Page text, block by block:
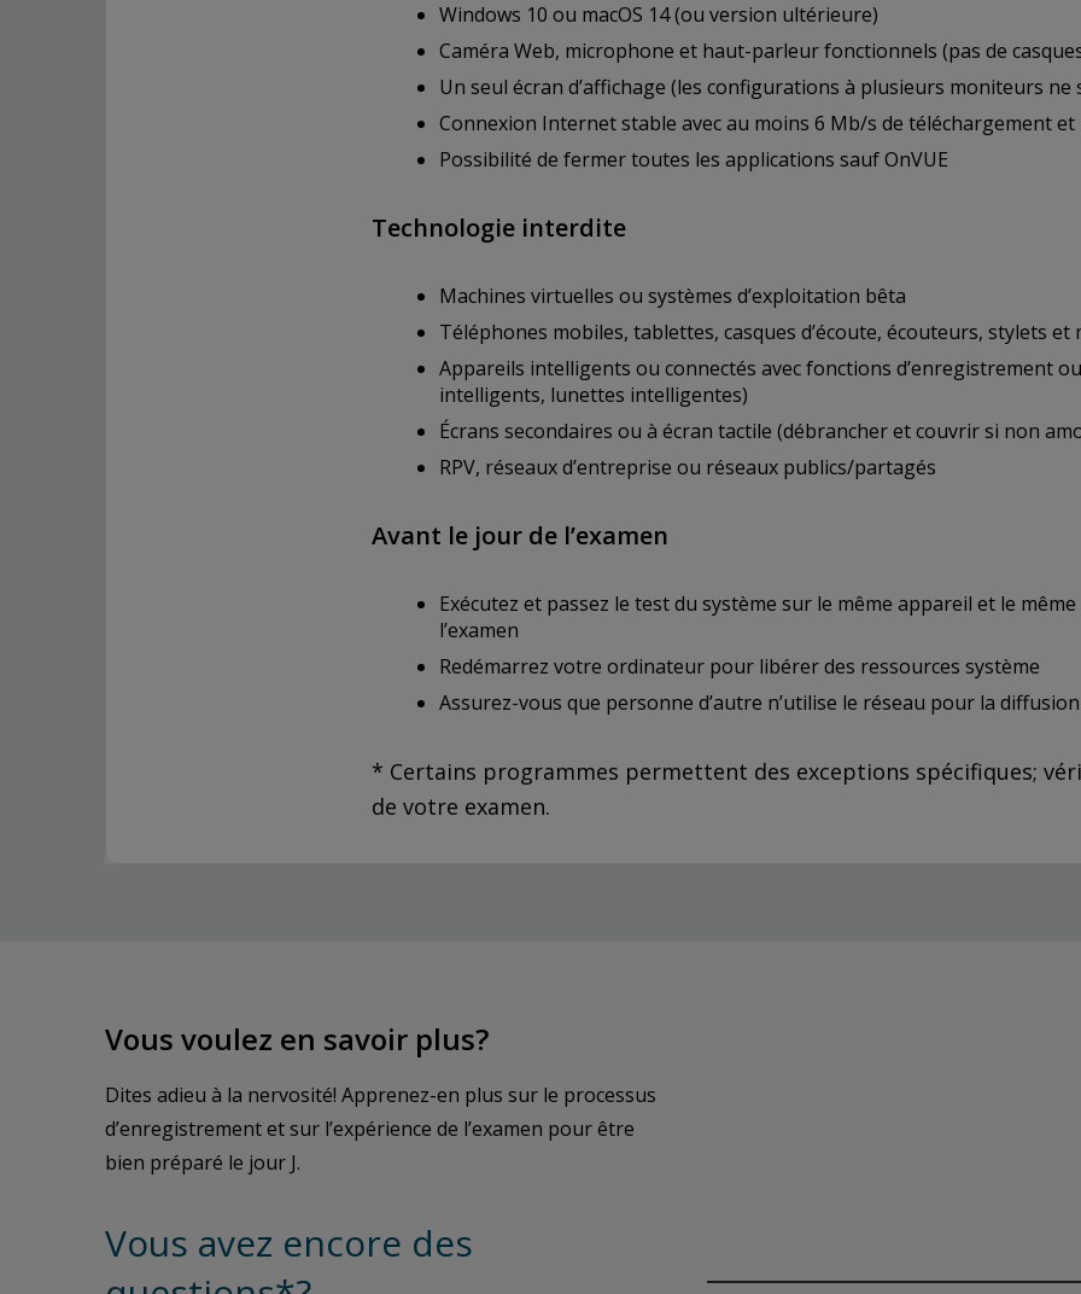
Windows 10 ou macOS 14 (ou version ultérieure)
Caméra Web, microphone et haut-parleur fonctionnels (pas de
Un seul écran d’affichage (les configurations à plusieurs moniteurs
Connexion Internet stable avec au moins 6 Mb/s de téléchargement
Possibilité de fermer toutes les applications sauf OnVUE
Technologie interdite
Machines virtuelles ou systèmes d’exploitation bêta
Téléphones mobiles, tablettes, casques d’écoute, écouteurs, stylets
Appareils intelligents ou connectés avec fonctions d’enregistrement
intelligents, lunettes intelligentes)
Écrans secondaires ou à écran tactile (débrancher et couvrir si non
RPV, réseaux d’entreprise ou réseaux publics/partagés
Avant le jour de l’examen
Exécutez et passez le test du système sur le même appareil et le
l’examen
Redémarrez votre ordinateur pour libérer des ressources système
Assurez-vous que personne d’autre n’utilise le réseau pour la
* Certains programmes permettent des exceptions spécifiques;
de votre examen.
Vous voulez en savoir plus?
Dites adieu à la nervosité! Apprenez-en plus sur le processus
d’enregistrement et sur l’expérience de l’examen pour être
bien préparé le jour J.
Vous avez encore des
Confidentialité et témoins